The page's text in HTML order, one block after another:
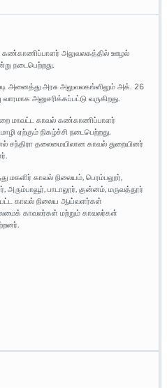
கண்காணிப்பாளர் அலுவலகத்தில் ஊழல்
நடைபெற்றது.
அனைத்து அரசு அலுவலகங்ளிலும் அக். 26
அனுசரிக்கப்பட்டு வருகிறது.
மாவட்ட காவல் கண்காணிப்பாளர்
ஏற்கும் நிகழ்ச்சி நடைபெற்றது.
தலைமையிலான காவல் துறையினர்
மகளிர் காவல் நிலையம், பெரம்பலூர்,
பாடாலூர், குன்னம், மருவத்தூர்
காவல் நிலைய ஆய்வளர்கள்
காவலர்கள் மற்றும் காவலர்கள்